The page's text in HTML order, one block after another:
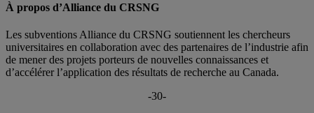
À propos d’Alliance du CRSNG
Les subventions Alliance du CRSNG soutiennent les chercheurs
universitaires en collaboration avec des partenaires de l’industrie afin
de mener des projets porteurs de nouvelles connaissances et
d’accélérer l’application des résultats de recherche au Canada.
-30-